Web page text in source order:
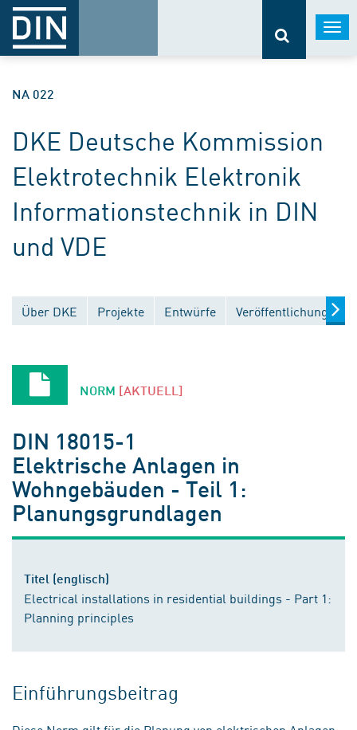
NA 022
DKE Deutsche Kommission
Elektrotechnik Elektronik
Informationstechnik in DIN
und VDE
Über DKE Projekte Entwürfe Veröffentlichungen
NORM [AKTUELL]
DIN 18015-1
Elektrische Anlagen in
Wohngebäuden - Teil 1:
Planungsgrundlagen
Titel (englisch)
Electrical installations in residential buildings - Part 1:
Planning principles
Einführungsbeitrag